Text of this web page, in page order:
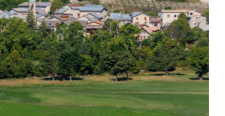
avec DJ Totor. Buvette et
fêtes sur place.